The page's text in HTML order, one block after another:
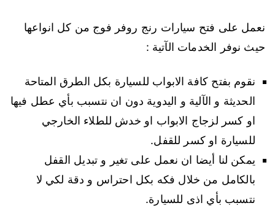
نعمل على فتح سيارات رنج روفر فوج من كل انواعها
حيث نوفر الخدمات الآتية :
نقوم بفتح كافة الابواب للسيارة بكل الطرق المتاحة
الحديثة و الآلية و اليدوية دون ان نتسبب بأي عطل فيها
او كسر لزجاج الابواب او خدش للطلاء الخارجي
للسيارة او كسر للقفل.
يمكن لنا أيضا ان نعمل على تغير و تبديل القفل
بالكامل من خلال فكه بكل احتراس و دقة لكي لا
نتسبب بأي اذى للسيارة.